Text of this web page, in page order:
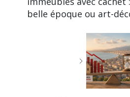
belle époque ou art-